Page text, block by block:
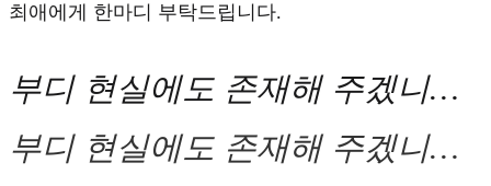
최애에게 한마디 부탁드립니다.
부디 현실에도 존재해 주겠니…
부디 현실에도 존재해 주겠니…